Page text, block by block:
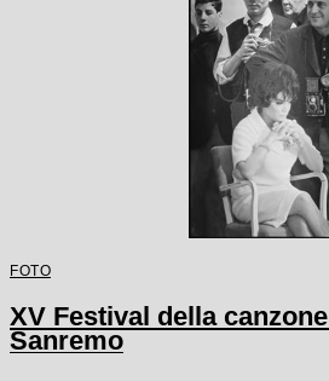
FOTO
XV Festival della
Sanremo